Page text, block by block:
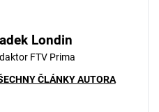
Londin
FTV Prima
ČLÁNKY AUTORA